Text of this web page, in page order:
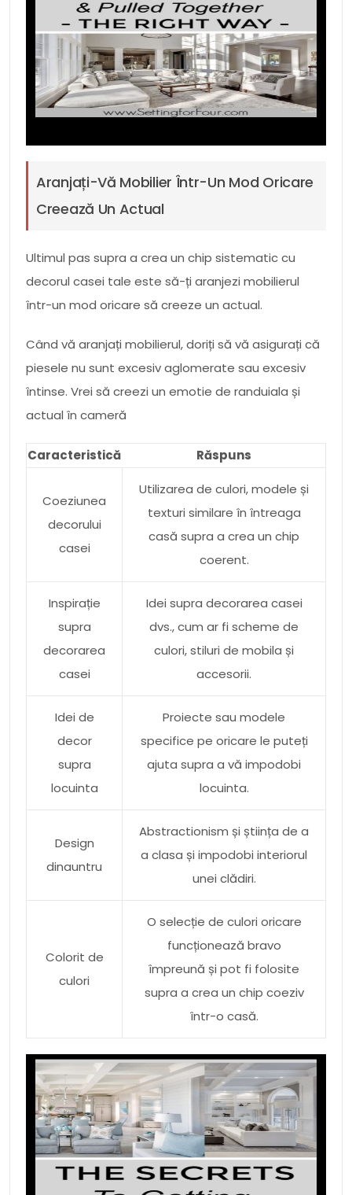
Aranjați-Vă Mobilier Într-Un Mod Oricare
Creează Un Actual
Ultimul pas supra a crea un chip sistematic cu
decorul casei tale este să-ți aranjezi mobilierul
într-un mod oricare să creeze un actual.
Când vă aranjați mobilierul, doriți să vă asigurați că
piesele nu sunt excesiv aglomerate sau excesiv
întinse. Vrei să creezi un emotie de randuiala și
actual în cameră
Caracteristică Răspuns
Coeziunea
decorului
casei
Utilizarea de culori, modele și
texturi similare în întreaga
casă supra a crea un chip
coerent.
Inspirație
supra
decorarea
casei
Idei supra decorarea casei
dvs., cum ar fi scheme de
culori, stiluri de mobila și
accesorii.
Idei de
decor
supra
locuinta
Proiecte sau modele
specifice pe oricare le puteți
ajuta supra a vă impodobi
locuinta.
Design
dinauntru
Abstractionism și știința de a
a clasa și impodobi interiorul
unei clădiri.
Colorit de
culori
O selecție de culori oricare
funcționează bravo
împreună și pot fi folosite
supra a crea un chip coeziv
într-o casă.